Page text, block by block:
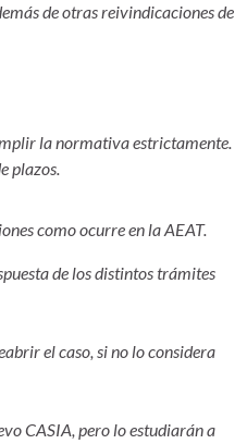
de otras reivindicaciones de
la normativa estrictamente.
plazos.
como ocurre en la AEAT.
de los distintos trámites
el caso, si no lo considera
CASIA, pero lo estudiarán a